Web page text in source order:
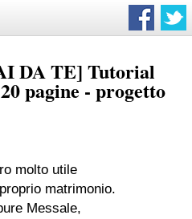
DA TE] Tutorial
pagine - progetto
molto utile
matrimonio.
Messale,